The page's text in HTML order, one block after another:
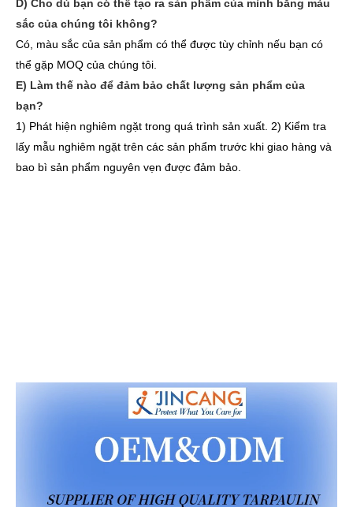
D) Cho dù bạn có thể tạo ra sản phẩm của mình bằng màu
sắc của chúng tôi không?
Có, màu sắc của sản phẩm có thể được tùy chỉnh nếu bạn có
thể gặp MOQ của chúng tôi.
E) Làm thế nào để đảm bảo chất lượng sản phẩm của
bạn?
1) Phát hiện nghiêm ngặt trong quá trình sản xuất. 2) Kiểm tra
lấy mẫu nghiêm ngặt trên các sản phẩm trước khi giao hàng và
bao bì sản phẩm nguyên vẹn được đảm bảo.